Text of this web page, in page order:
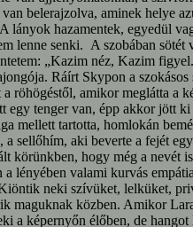
belerajzolva, aminek helye
lányok hazamentek, egyedül
lenne senki. A szobában
„Kazim néz, Kazim
Ráírt Skypon a
a röhögéstől, amikor meglátta a
egy tenger van, épp akkor jött
mellett tartotta, homlokán
a sellőhím, aki beverte a fejét
körünkben, hogy még a nevét
a lényében valami kurvás
neki szívüket, lelküket,
maguknak közben. Amikor
a képernyőn élőben, de